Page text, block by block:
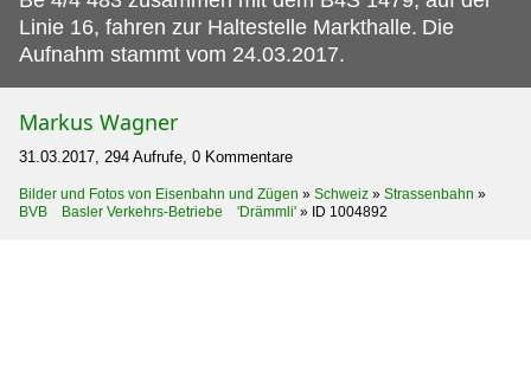
Linie 16, fahren zur Haltestelle Markthalle. Die
Aufnahm stammt vom 24.03.2017.
Markus Wagner
31.03.2017, 294 Aufrufe, 0 Kommentare
Bilder und Fotos von Eisenbahn und Zügen » Schweiz » Strassenbahn »
BVB Basler Verkehrs-Betriebe 'Drämmli' » ID 1004892